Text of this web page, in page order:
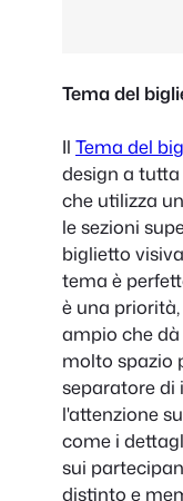
Tema del
Il Tema del
design a
che utilizza
le sezioni
biglietto
tema è
è una
ampio che
molto spazio
separatore
l'attenzione
come i
sui
distinto e